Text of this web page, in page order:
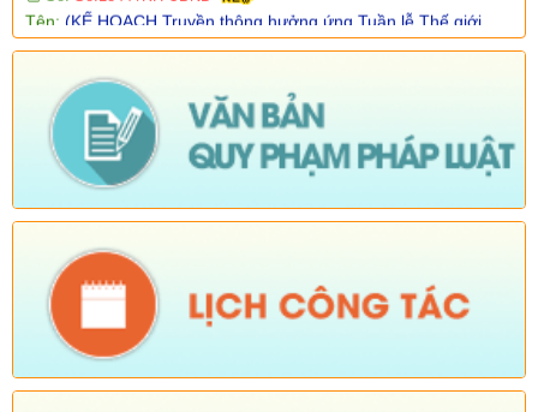
Nuôi con bằng sữa mẹ năm 2026)
Ngày ban hành: (05/08/2026) -Ngày hiệu lực: (05/08/2026)
Số:1840 /UBND-KT
Tên:(V/v rà soát đối tượng để thực hiện chính sách về đất đai
quy định tại Điều 16 và khoản 3 Điều 124 Luật Đất đai)
Ngày ban hành: (05/08/2026) -Ngày hiệu lực: (04/08/2026)
Tên:(Mời dự Hội nghị Báo cáo viên cấp tỉnh thá)
Ngày ban hành: (05/08/2026)
Số: Số: 1836/UBND-VP
Tên:
(V/v triển khai thực hiện Nghị định số 265/2026/NĐ-CP và
Nghị định số 266/2026/NĐ-CP của Chính phủ về tiết kiệm,
chống lãng phí.)
Ngày ban hành: (05/08/2026) -Ngày hiệu lực: (04/08/2026)